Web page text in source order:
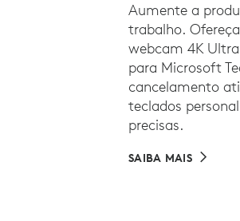
Aumente a
trabalho.
webcam 4K
para Microsoft
cancelamento
teclados
precisas.
SAIBA MAIS